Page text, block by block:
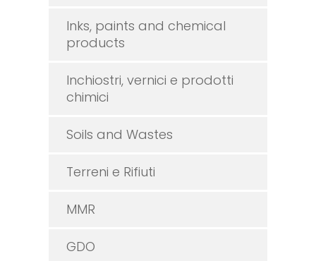
Inks, paints and chemical
products
Inchiostri, vernici e prodotti
chimici
Soils and Wastes
Terreni e Rifiuti
MMR
GDO